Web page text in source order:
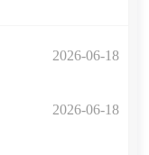
2026-06-18
2026-06-18